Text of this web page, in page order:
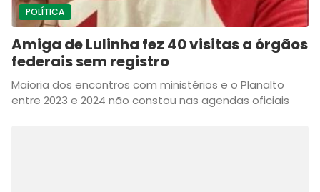
POLÍTICA
Amiga de Lulinha fez 40 visitas a órgãos
federais sem registro
Maioria dos encontros com ministérios e o Planalto
entre 2023 e 2024 não constou nas agendas oficiais